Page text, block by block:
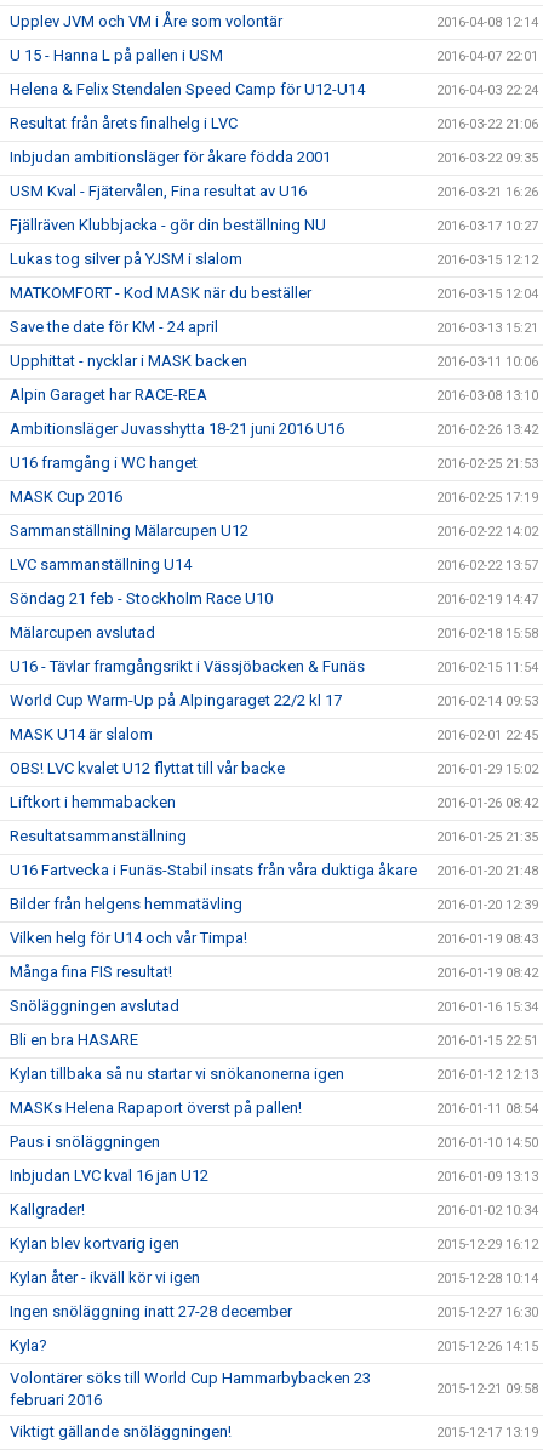
Upplev JVM och VM i Åre som volontär 2016-04-08 12:14
U 15 - Hanna L på pallen i USM 2016-04-07 22:01
Helena & Felix Stendalen Speed Camp för U12-U14 2016-04-03 22:24
Resultat från årets finalhelg i LVC 2016-03-22 21:06
Inbjudan ambitionsläger för åkare födda 2001 2016-03-22 09:35
USM Kval - Fjätervålen, Fina resultat av U16 2016-03-21 16:26
Fjällräven Klubbjacka - gör din beställning NU 2016-03-17 10:27
Lukas tog silver på YJSM i slalom 2016-03-15 12:12
MATKOMFORT - Kod MASK när du beställer 2016-03-15 12:04
Save the date för KM - 24 april 2016-03-13 15:21
Upphittat - nycklar i MASK backen 2016-03-11 10:06
Alpin Garaget har RACE-REA 2016-03-08 13:10
Ambitionsläger Juvasshytta 18-21 juni 2016 U16 2016-02-26 13:42
U16 framgång i WC hanget 2016-02-25 21:53
MASK Cup 2016 2016-02-25 17:19
Sammanställning Mälarcupen U12 2016-02-22 14:02
LVC sammanställning U14 2016-02-22 13:57
Söndag 21 feb - Stockholm Race U10 2016-02-19 14:47
Mälarcupen avslutad 2016-02-18 15:58
U16 - Tävlar framgångsrikt i Vässjöbacken & Funäs 2016-02-15 11:54
World Cup Warm-Up på Alpingaraget 22/2 kl 17 2016-02-14 09:53
MASK U14 är slalom 2016-02-01 22:45
OBS! LVC kvalet U12 flyttat till vår backe 2016-01-29 15:02
Liftkort i hemmabacken 2016-01-26 08:42
Resultatsammanställning 2016-01-25 21:35
U16 Fartvecka i Funäs-Stabil insats från våra duktiga åkare 2016-01-20 21:48
Bilder från helgens hemmatävling 2016-01-20 12:39
Vilken helg för U14 och vår Timpa! 2016-01-19 08:43
Många fina FIS resultat! 2016-01-19 08:42
Snöläggningen avslutad 2016-01-16 15:34
Bli en bra HASARE 2016-01-15 22:51
Kylan tillbaka så nu startar vi snökanonerna igen 2016-01-12 12:13
MASKs Helena Rapaport överst på pallen! 2016-01-11 08:54
Paus i snöläggningen 2016-01-10 14:50
Inbjudan LVC kval 16 jan U12 2016-01-09 13:13
Kallgrader! 2016-01-02 10:34
Kylan blev kortvarig igen 2015-12-29 16:12
Kylan åter - ikväll kör vi igen 2015-12-28 10:14
Ingen snöläggning inatt 27-28 december 2015-12-27 16:30
Kyla? 2015-12-26 14:15
Volontärer söks till World Cup Hammarbybacken 23
februari 2016
2015-12-21 09:58
Viktigt gällande snöläggningen! 2015-12-17 13:19